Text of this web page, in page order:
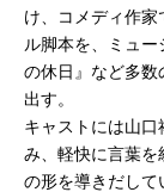
け、コメディ作
ル脚本を、ミュ
の休日』など多数
出す。
キャストには山
み、軽快に言葉を
の形を導きだし